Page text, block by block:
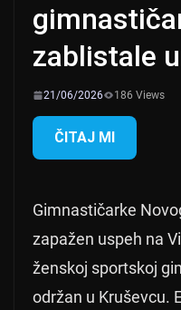
zablistale
21/06/2026 186 Views
ČITAJ MI
Gimnastičarke
zapažen uspeh na
ženskoj sportskoj
održan u Kruševcu.